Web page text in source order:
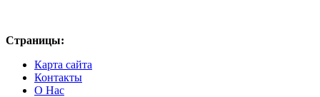
Страницы:
Карта сайта
Контакты
О Нас